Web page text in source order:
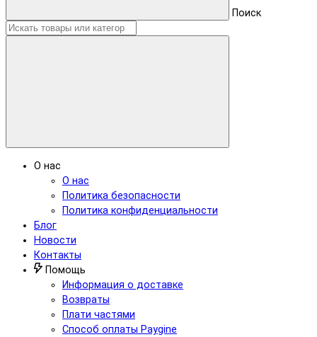
Поиск
О нас
О нас
Политика безопасности
Политика конфиденциальности
Блог
Новости
Контакты
Помощь
Информация о доставке
Возвраты
Плати частями
Способ оплаты Paygine